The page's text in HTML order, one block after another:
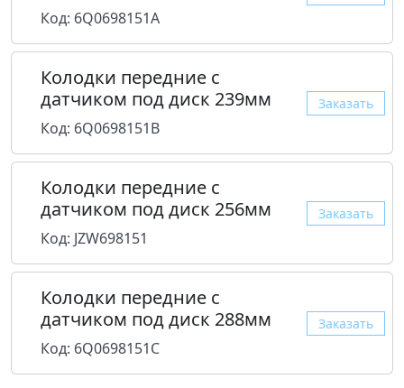
Код: 6Q0698151A
Колодки передние с
датчиком под диск 239мм
Код: 6Q0698151B
Заказать
Колодки передние с
датчиком под диск 256мм
Код: JZW698151
Заказать
Колодки передние с
датчиком под диск 288мм
Код: 6Q0698151C
Заказать